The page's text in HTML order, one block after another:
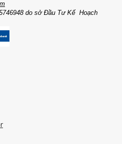
do sở Đầu Tư Kế Hoạch